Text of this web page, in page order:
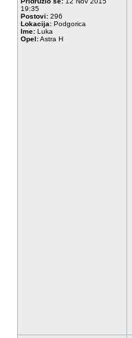
19:35
Postovi: 296
Lokacija: Podgorica
Ime: Luka
Opel:Astra H